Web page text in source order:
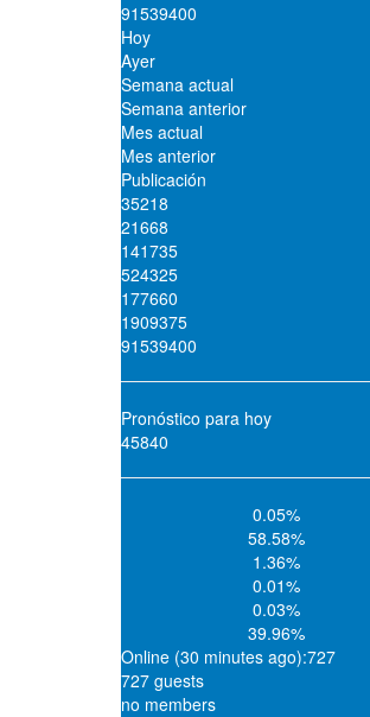
91539400
Hoy
Ayer
Semana actual
Semana anterior
Mes actual
Mes anterior
Publicación
35218
21668
141735
524325
177660
1909375
91539400
Pronóstico para hoy
45840
0.05%
58.58%
1.36%
0.01%
0.03%
39.96%
Online (30 minutes ago):727
727 guests
no members